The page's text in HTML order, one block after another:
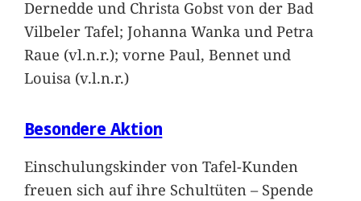
Dernedde und Christa Gobst von der Bad
Vilbeler Tafel; Johanna Wanka und Petra
Raue (vl.n.r.); vorne Paul, Bennet und
Louisa (v.l.n.r.)
Besondere Aktion
Einschulungskinder von Tafel-Kunden
freuen sich auf ihre Schultüten – Spende